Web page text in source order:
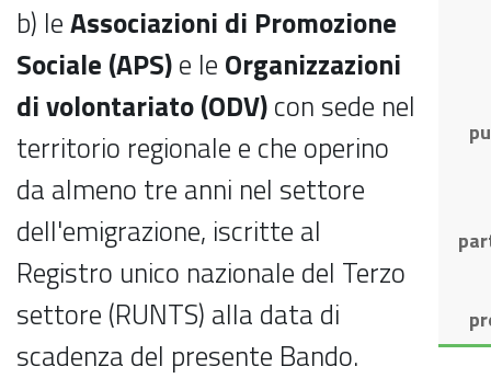
b) leAssociazioni di Promozione
Sociale (APS)e le Organizzazioni
di volontariato (ODV)con sede nel
territorio regionale e che operino
da almeno tre anni nel settore
dell'emigrazione, iscritte al
Registro unico nazionale del Terzo
settore (RUNTS) alla data di
scadenza del presente Bando.